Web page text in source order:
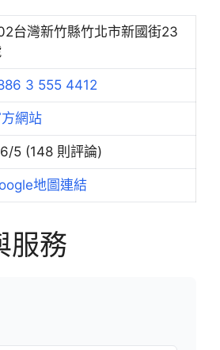
台灣新竹縣竹北市新國街23
3 555 4412
網站
5 (148 則評論)
地圖連結
務